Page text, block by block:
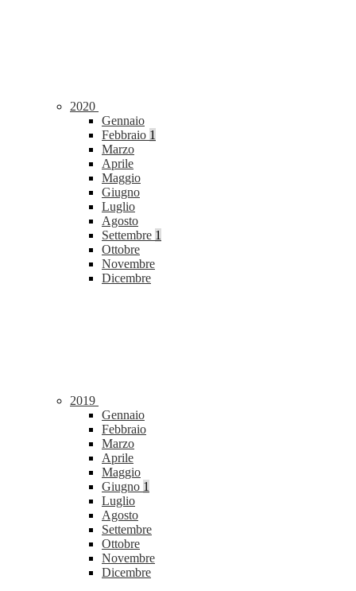
2020
Gennaio
Febbraio 1
Marzo
Aprile
Maggio
Giugno
Luglio
Agosto
Settembre 1
Ottobre
Novembre
Dicembre
2019
Gennaio
Febbraio
Marzo
Aprile
Maggio
Giugno 1
Luglio
Agosto
Settembre
Ottobre
Novembre
Dicembre